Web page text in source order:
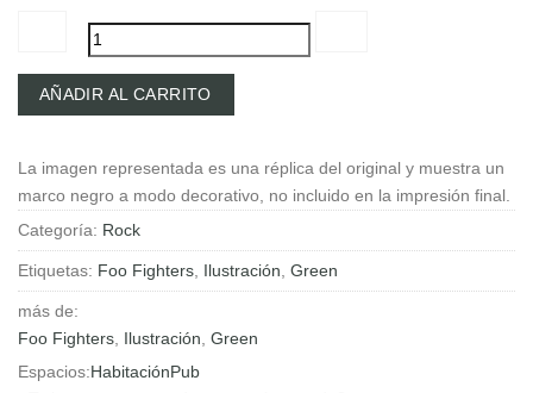
Foo
Fighters
Bridgeport
2017
cantidad
AÑADIR AL CARRITO
La imagen representada es una réplica del original y muestra un
marco negro a modo decorativo, no incluido en la impresión final.
Categoría: Rock
Etiquetas: Foo Fighters Ilustración Green
más de:
Foo Fighters Ilustración Green
Espacios:HabitaciónPub